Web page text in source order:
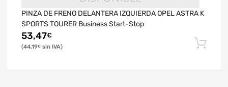
PINZA DE FRENO DELANTERA IZQUIERDA OPEL ASTRA K
SPORTS TOURER Business Start-Stop
53,47€
44,19€